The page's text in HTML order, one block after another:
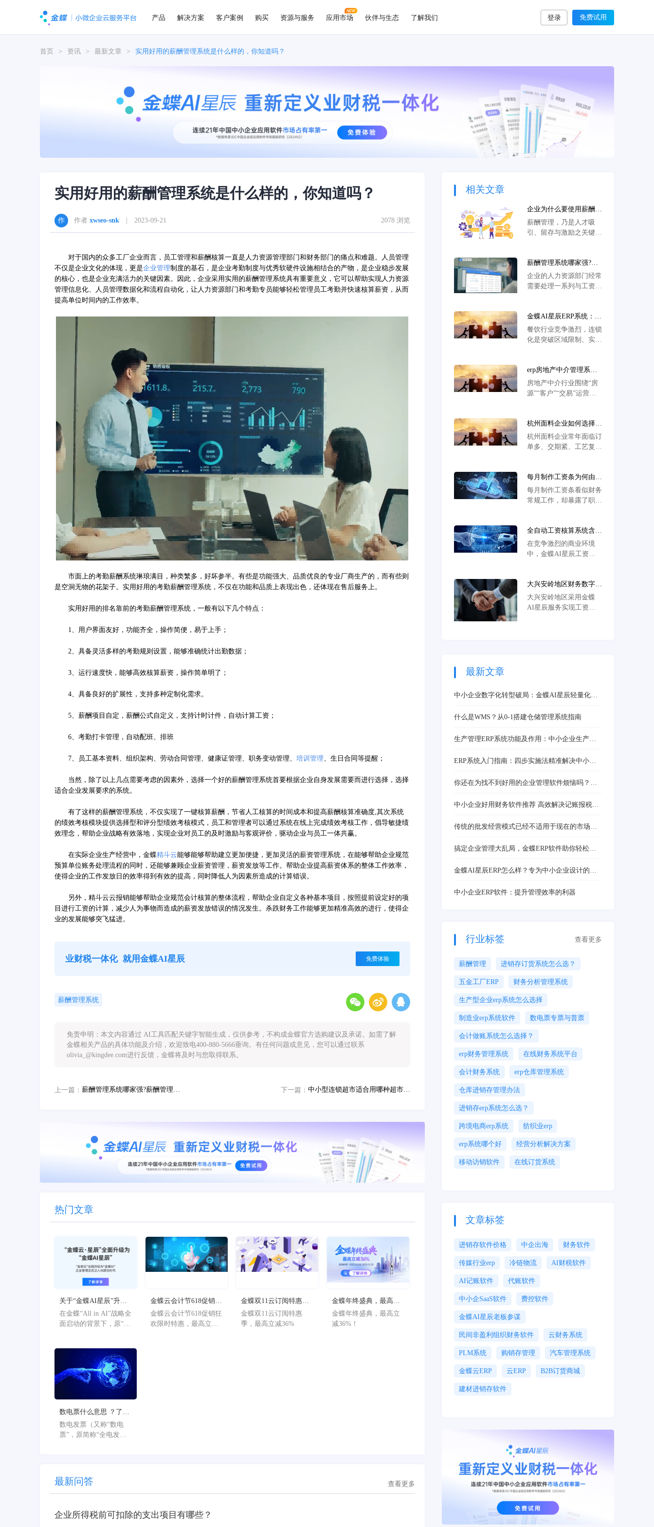
产品 解决方案 客户案例 购买 资源与服务 应用市场 伙伴与生态 了解我们 登录 免费试用
首页 > 资讯 > 最新文章 > 实用好用的薪酬管理系统是什么样的，你知道吗？
实用好用的薪酬管理系统是什么样的，你知道吗？
作者 xwseo-snk | 2023-09-21 2078 浏览
对于国内的众多工厂企业而言，员工管理和薪酬核算一直是人力资源管理部门和财务部门的痛点和难题。人员管理
不仅是企业文化的体现，更是企业管理制度的基石，是企业考勤制度与优秀软硬件设施相结合的产物，是企业稳步发展
的核心，也是企业充满活力的关键因素。因此，企业采用实用的薪酬管理系统具有重要意义，它可以帮助实现人力资源
管理信息化、人员管理数据化和流程自动化，让人力资源部门和考勤专员能够轻松管理员工考勤并快速核算薪资，从而
提高单位时间内的工作效率。
市面上的考勤薪酬系统琳琅满目，种类繁多，好坏参半。有些是功能强大、品质优良的专业厂商生产的，而有些则
是空洞无物的花架子。实用好用的考勤薪酬管理系统，不仅在功能和品质上表现出色，还体现在售后服务上。
实用好用的排名靠前的考勤薪酬管理系统，一般有以下几个特点：
1、用户界面友好，功能齐全，操作简便，易于上手；
2、具备灵活多样的考勤规则设置，能够准确统计出勤数据；
3、运行速度快，能够高效核算薪资，操作简单明了；
4、具备良好的扩展性，支持多种定制化需求。
5、薪酬项目自定，薪酬公式自定义，支持计时计件，自动计算工资；
6、考勤打卡管理，自动配班、排班
7、员工基本资料、组织架构、劳动合同管理、健康证管理、职务变动管理、 培训管理、生日合同等提醒；
当然，除了以上几点需要考虑的因素外，选择一个好的薪酬管理系统首要根据企业自身发展需要而进行选择，选择
适合企业发展要求的系统。
有了这样的薪酬管理系统，不仅实现了一键核算薪酬，节省人工核算的时间成本和提高薪酬核算准确度,其次系统
的绩效考核模块提供选择型和评分型绩效考核模式，员工和管理者可以通过系统在线上完成绩效考核工作，倡导敏捷绩
效理念，帮助企业战略有效落地，实现企业对员工的及时激励与客观评价，驱动企业与员工一体共赢。
在实际企业生产经营中，金蝶精斗云能够能够帮助建立更加便捷，更加灵活的薪资管理系统，在能够帮助企业规范
预算单位账务处理流程的同时，还能够兼顾企业薪资管理，薪资发放等工作。帮助企业提高薪资体系的整体工作效率，
使得企业的工作发放日的效率得到有效的提高，同时降低人为因素所造成的计算错误。
另外，精斗云云报销能够帮助企业规范会计核算的整体流程，帮助企业自定义各种基本项目，按照提前设定好的项
目进行工资的计算，减少人为事物而造成的薪资发放错误的情况发生。杀跌财务工作能够更加精准高效的进行，使得企
业的发展能够突飞猛进。
业财税一体化 就用金蝶AI星辰 免费体验
薪酬管理系统
免责申明：本文内容通过 AI工具匹配关键字智能生成，仅供参考，不构成金蝶官方选购建议及承诺。如需了解
金蝶相关产品的具体功能及介绍，欢迎致电400-880-5666垂询。有任何问题或意见，您可以通过联系
olivia_@kingdee.com进行反馈，金蝶将及时与您取得联系。
上一篇： 薪酬管理系统哪家强?薪酬管理系统选型指南 下一篇： 中小型连锁超市适合用哪种超市管理系统?
热门文章
关于“金蝶AI星辰”升级
为“金蝶AI星辰”的官方
公告
在金蝶“All in AI”战略全
面启动的背景下，原“金
次从“云”到“AI”的品牌
焕新，标志着星辰系列
产品全面迈入AI驱动的
新阶段，旨在以AI技术
重构小微企业数智化解
入新动能。
金蝶云会计节618促销狂
欢限时特惠，最高立减
36%
金蝶云会计节618促销狂
欢限时特惠，最高立减
金蝶双11云订阅特惠
季，最高立减36%
金蝶双11云订阅特惠
季，最高立减36%
金蝶年终盛典，最高立
减36%！
金蝶年终盛典，最高立
减36%！
数电票什么意思 ？了解
数电票的基本概念
数电发票（又称“数电
票”，原简称“全电发
效力的全新发票，不以
纸质形式存在、不用介
质支撑、无须申请领
版增量。纸质发票的票
最新问答 查看更多
企业所得税前可扣除的支出项目有哪些？
相关文章
企业为什么要使用薪酬管
理系统?有什么选择？
薪酬管理，乃是人才吸
引、留存与激励之关键，
薪酬管理体系，对于培养
企业核心竞争能力和竞争
优势、实现可持续发展具
已然成为众多企业的得力
助手。
薪酬管理系统哪家强?薪
酬管理系统选型指南
企业的人力资源部门经常
需要处理一系列与工资、
Excel进行处理的方式存
在工作量大、效率低、容
易出错以及人力成本高的
力，导致HR忽视了其战
略性角色。为了解决这些
问题，薪酬管理系统应运
而生，主要用于处理人力
发放问题。
金蝶AI星辰ERP系统：专
为国内餐饮连锁企业打造
的数字化管理解决方案
餐饮行业竞争激烈，连锁
化是突破区域限制、实现
应链混乱等管理瓶颈，金
蝶AI星辰适配行业特
性，助力破解难题。
erp房地产中介管理系统
选哪个？选金蝶AI星
辰，全链条一体化管理
房地产中介行业围绕“房
源”“客户”“交易”运营，
业务脱节等痛点凸显，金
蝶AI星辰提供一体化解
决方案助力转型。
杭州面料企业如何选择专
业的跟单ERP系统？金蝶
AI星辰解决方案
杭州面料企业常年面临订
单多、交期紧、工艺复杂
延误、成本超支，适配行
业特性的ERP成破局关
键，金蝶AI星辰是优
每月制作工资条为何由财
务负责？
每月制作工资条看似财务
常规工作，却暴露了职责
流程，打通人事与财务数
据，让工资管理更高效准
确。
全自动工资核算系统含年
终奖计算
在竞争激烈的商业环境
中，金蝶AI星辰工资核
性与效率，助力企业精细
化管理。
大兴安岭地区财务数字化
管理实践解析
大兴安岭地区采用金蝶
AI星辰服务实现工资管
最新文章
中小企业数字化转型破局：金蝶AI星辰轻量化工
什么是WMS？从0-1搭建仓储管理系统指南
生产管理ERP系统功能及作用：中小企业生产管
ERP系统入门指南：四步实施法精准解决中小企
你还在为找不到好用的企业管理软件烦恼吗？来
中小企业好用财务软件推荐 高效解决记账报税痛
传统的批发经营模式已经不适用于现在的市场
搞定企业管理大乱局，金蝶ERP软件助你轻松上
金蝶AI星辰ERP怎么样？专为中小企业设计的云
中小企业ERP软件：提升管理效率的利器
行业标签 查看更多
薪酬管理 进销存订货系统怎么选？
五金工厂ERP 财务分析管理系统
生产型企业erp系统怎么选择
制造业erp系统软件 数电票专票与普票
会计做账系统怎么选择？
erp财务管理系统 在线财务系统平台
会计财务系统 erp仓库管理系统
仓库进销存管理办法
进销存erp系统怎么选？
跨境电商erp系统 纺织业erp
erp系统哪个好 经营分析解决方案
移动访销软件 在线订货系统
文章标签
进销存软件价格 中企出海 财务软件
传媒行业erp 冷链物流 AI财税软件
AI记账软件 代账软件
中小企SaaS软件 费控软件
金蝶AI星辰老板参谋
民间非盈利组织财务软件 云财务系统
PLM系统 购销存管理 汽车管理系统
金蝶云ERP 云ERP B2B订货商城
建材进销存软件